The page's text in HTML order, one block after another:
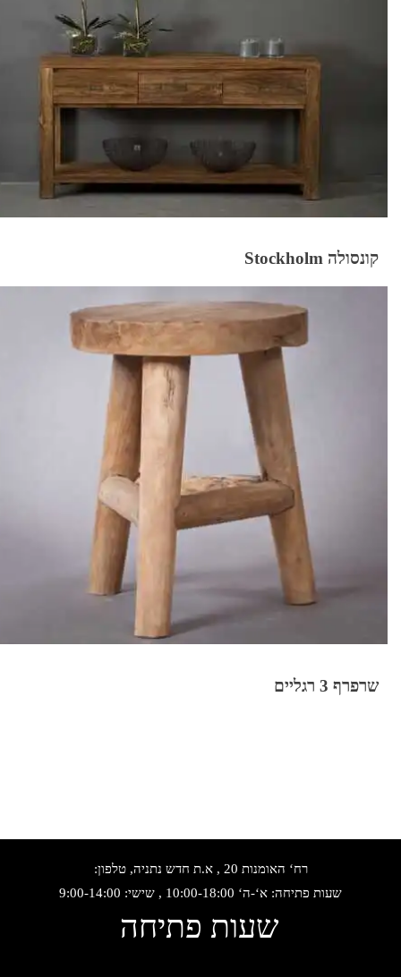
קונסולה Stockholm
שרפרף 3 רגליים
רח‘ האומנות 20 , א.ת חדש נתניה, טלפון:
שעות פתיחה: א‘-ה‘ 10:00-18:00 , שישי: 9:00-14:00
שעות פתיחה